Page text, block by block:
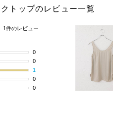
トップのレビュー一覧
1件のレビュー
0
0
1
0
0